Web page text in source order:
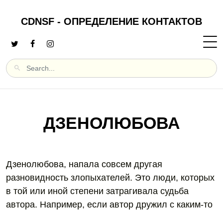
CDNSF - ОПРЕДЕЛЕНИЕ КОНТАКТОВ
ДЗЕНОЛЮБОВА
Дзенолюбова, напала совсем другая
разновидность злопыхателей. Это люди, которых
в той или иной степени затрагивала судьба
автора. Например, если автор дружил с каким-то